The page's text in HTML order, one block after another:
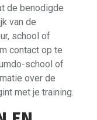
de benodigde
van de
school of
contact op te
school of
over de
met je training.